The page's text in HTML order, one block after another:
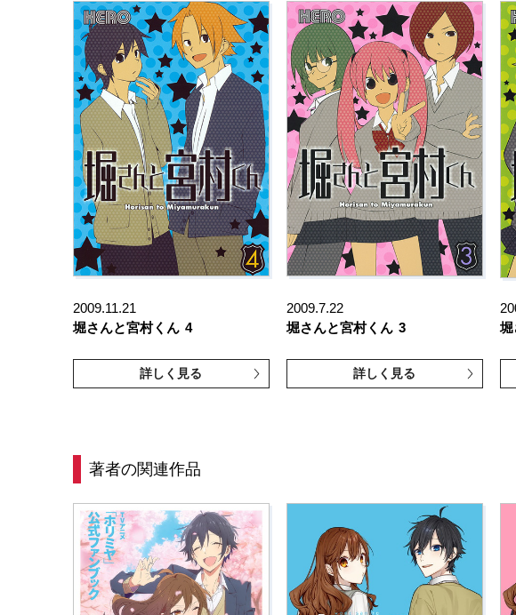
2009.11.21
堀さんと宮村くん 4
詳しく見る
2009.7.22
堀さんと宮村くん 3
詳しく見る
堀
著者の関連作品